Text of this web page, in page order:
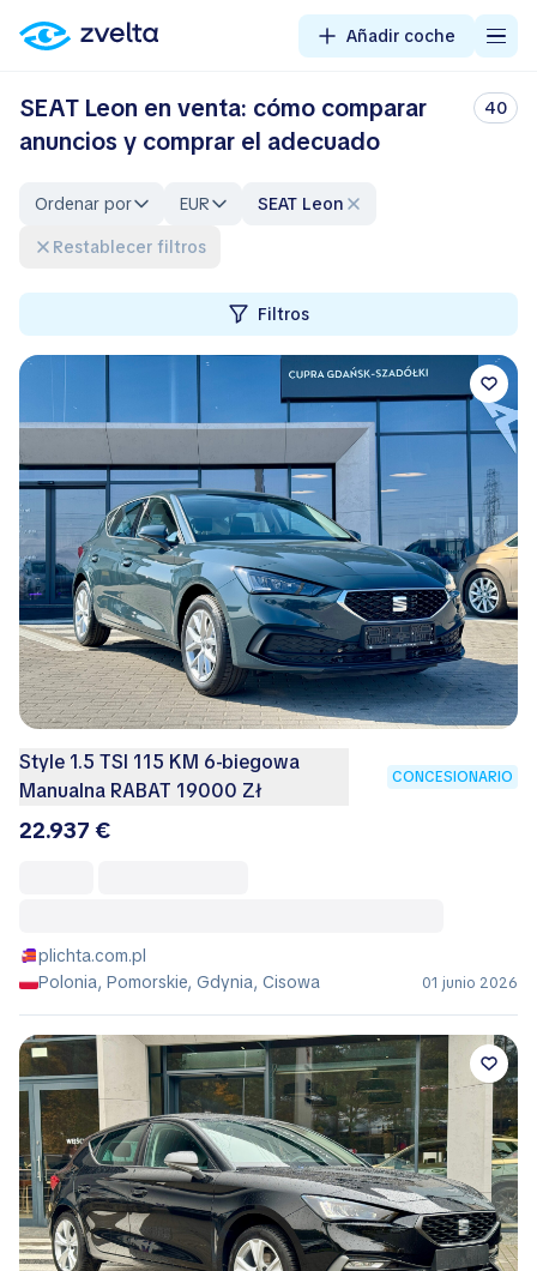
Añadir coche
SEAT Leon en venta: cómo comparar
anuncios y comprar el adecuado
40
Ordenar por EUR
SEAT Leon
Restablecer filtros
Filtros
Style 1.5 TSI 115 KM 6-biegowa
Manualna RABAT 19000 Zł
CONCESIONARIO
22.937 €
plichta.com.pl
Polonia, Pomorskie, Gdynia, Cisowa
01 junio 2026